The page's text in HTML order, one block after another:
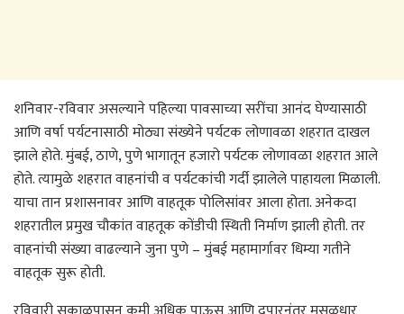
शनिवार-रविवार असल्याने पहिल्या पावसाच्या सरींचा आनंद घेण्यासाठी
आणि वर्षा पर्यटनासाठी मोठ्या संख्येने पर्यटक लोणावळा शहरात दाखल
झाले होते. मुंबई, ठाणे, पुणे भागातून हजारो पर्यटक लोणावळा शहरात आले
होते. त्यामुळे शहरात वाहनांची व पर्यटकांची गर्दी झालेले पाहायला मिळाली.
याचा तान प्रशासनावर आणि वाहतूक पोलिसांवर आला होता. अनेकदा
शहरातील प्रमुख चौकांत वाहतूक कोंडीची स्थिती निर्माण झाली होती. तर
वाहनांची संख्या वाढल्याने जुना पुणे – मुंबई महामार्गावर धिम्या गतीने
वाहतूक सुरू होती.